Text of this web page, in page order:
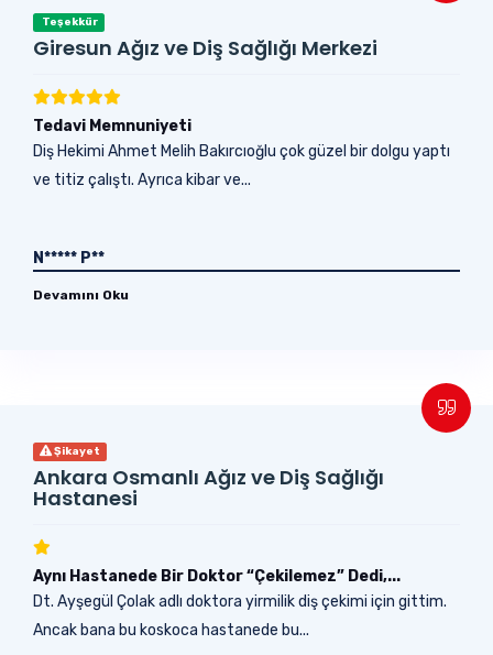
Teşekkür
Giresun Ağız ve Diş Sağlığı Merkezi
Tedavi Memnuniyeti
Diş Hekimi Ahmet Melih Bakırcıoğlu çok güzel bir dolgu yaptı
ve titiz çalıştı. Ayrıca kibar ve...
N***** P**
Devamını Oku
Şikayet
Ankara Osmanlı Ağız ve Diş Sağlığı
Hastanesi
Aynı Hastanede Bir Doktor “Çekilemez” Dedi,...
Dt. Ayşegül Çolak adlı doktora yirmilik diş çekimi için gittim.
Ancak bana bu koskoca hastanede bu...